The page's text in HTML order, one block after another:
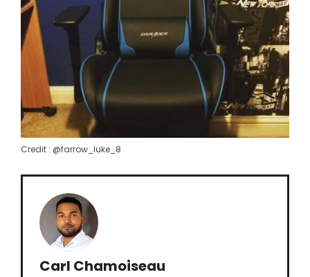
Credit : @farrow_luke_8
Carl Chamoiseau